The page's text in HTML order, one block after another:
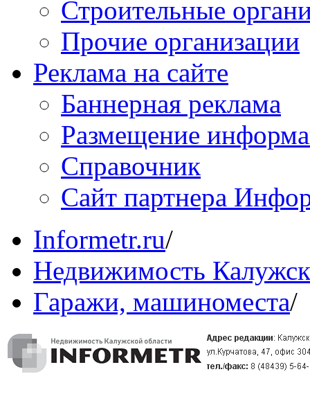
Строительные
Прочие организации
Реклама на сайте
Баннерная реклама
Размещение
Справочник
Сайт партнера
Informetr.ru/
Недвижимость
Гаражи, машиноместа/